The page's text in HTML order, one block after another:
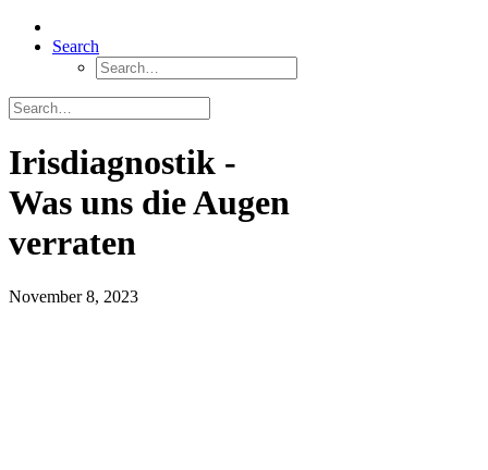
Search
Irisdiagnostik -
Was uns die Augen
verraten
November 8, 2023